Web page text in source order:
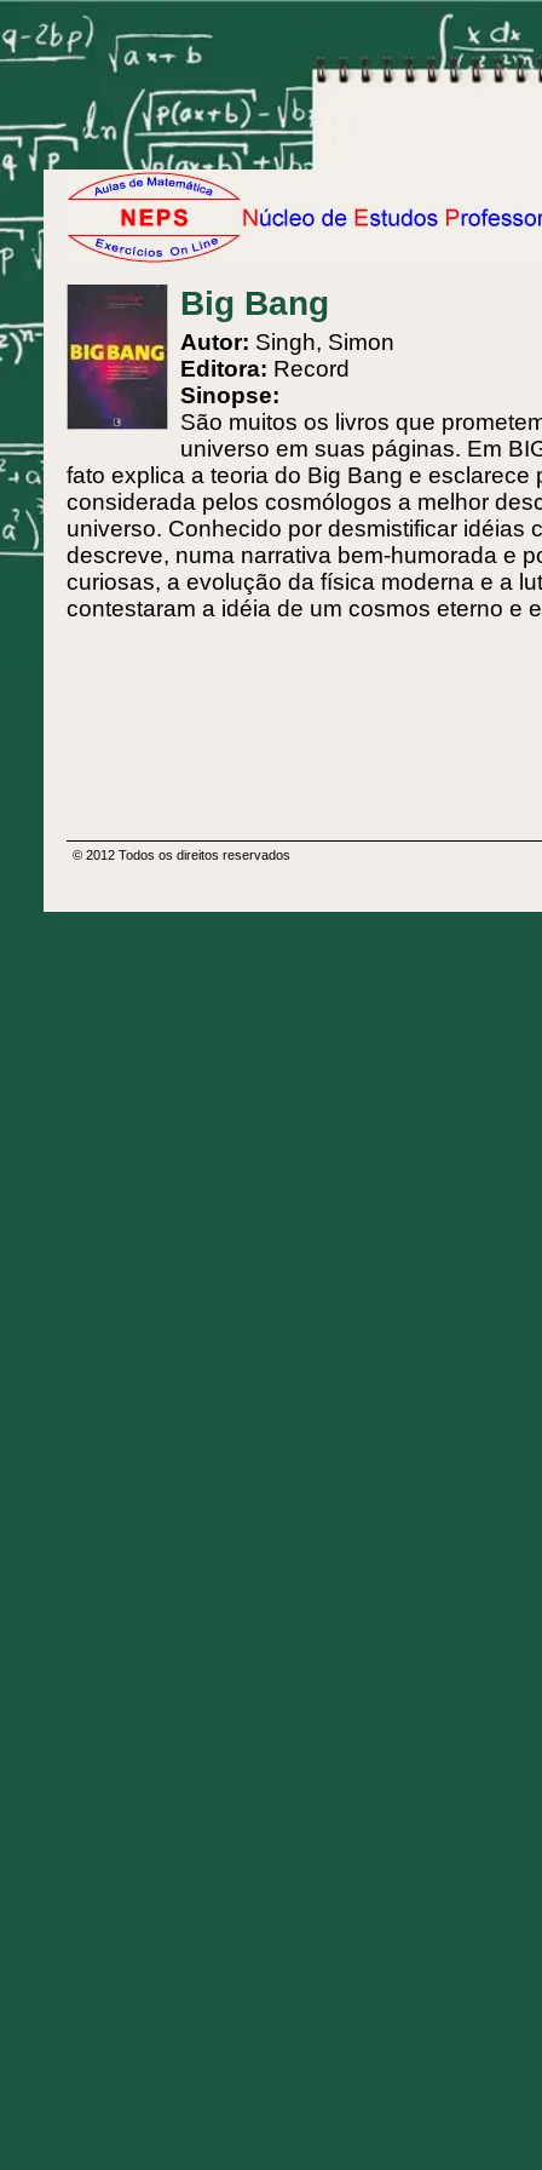
Big Bang
Autor: Singh, Simon
Editora: Record
Sinopse:
São muitos os livros que
universo em suas páginas. Em
fato explica a teoria do Big Bang e esclarece
considerada pelos cosmólogos a melhor
universo. Conhecido por desmistificar idéias
descreve, numa narrativa bem-humorada e
curiosas, a evolução da física moderna e a
contestaram a idéia de um cosmos eterno e
© 2012 Todos os direitos reservados